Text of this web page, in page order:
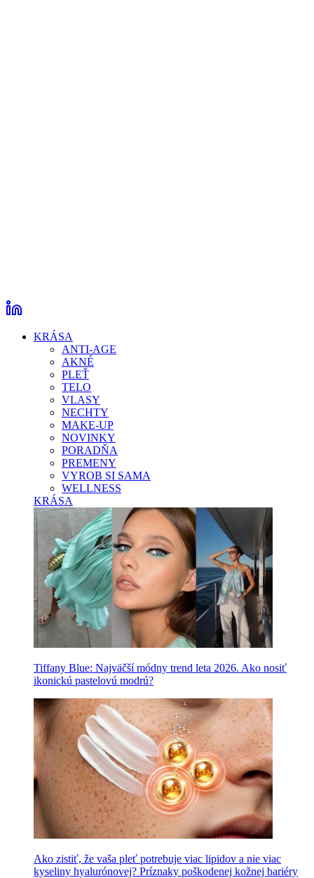
KRÁSA
ANTI-AGE
AKNÉ
PLEŤ
TELO
VLASY
NECHTY
MAKE-UP
NOVINKY
PORADŇA
PREMENY
VYROB SI SAMA
WELLNESS
KRÁSA
Tiffany Blue: Najväčší módny trend leta 2026. Ako nosiť
ikonickú pastelovú modrú?
Ako zistiť, že vaša pleť potrebuje viac lipidov a nie viac
kyseliny hyalurónovej? Príznaky poškodenej kožnej bariéry